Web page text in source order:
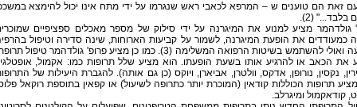
זאת הם טוענים ש – המרפא לכאבי ראש שנגרמו על ידי מתח אינו יכול להימצא
בלבד..." (2).
גולדהמר מציע למנוע את המיגרנה על ידי סילוק של מספר מאכלים ספציפיים
כמעודדים את הופעת המיגרנה, לשמור על קביעות הארוחות, שינה סדירה וטיפול
והרגעה ואולי להשתמש בשיטות הרפואה המשלימה (3). כמו כן מציע פרופ' גולדהמר טיפול
את הכאב או להרגיע אותו בשעת הופעתו. הוא מציע שלל תרופות כמו: אקמול,
נקסין, נורופן, אדקס, וולטרן, אביארן, ויוקס (כן גם אותה). להגברת היעילות של
תרופות הכוללות קודאין (המוכרת יותר כתרופה לשיעול) או קפאין בתוספת רוקאל
קודאקמול ומיגרלב.